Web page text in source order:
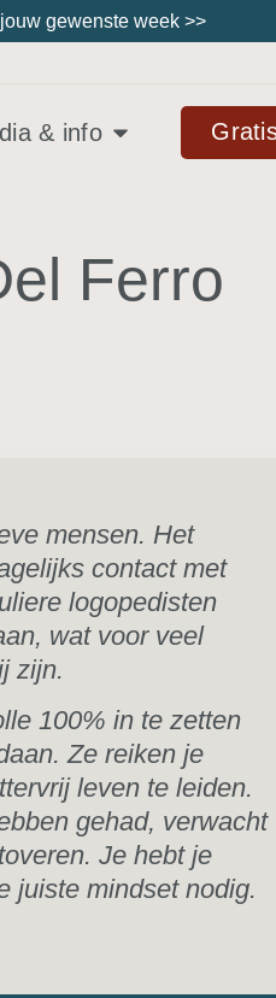
gewenste week >>
& info
Ferro
mensen. Het
contact met
logopedisten
wat voor veel
zijn.
100% in te zetten
Ze reiken je
leven te leiden.
gehad, verwacht
Je hebt je
juiste mindset nodig.